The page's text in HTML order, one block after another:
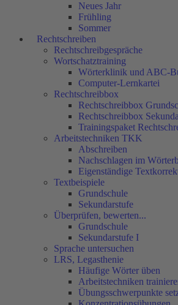
Neues Jahr
Frühling
Sommer
Rechtschreiben
Rechtschreibgespräche
Wortschatztraining
Wörterklinik und ABC-
Computer-Lernkartei
Rechtschreibbox
Rechtschreibbox
Rechtschreibbox
Trainingspaket
Arbeitstechniken TKK
Abschreiben
Nachschlagen im
Eigenständige
Textbeispiele
Grundschule
Sekundarstufe
Überprüfen, bewerten...
Grundschule
Sekundarstufe I
Sprache untersuchen
LRS, Legasthenie
Häufige Wörter üben
Arbeitstechniken
Übungsschwerpunkte